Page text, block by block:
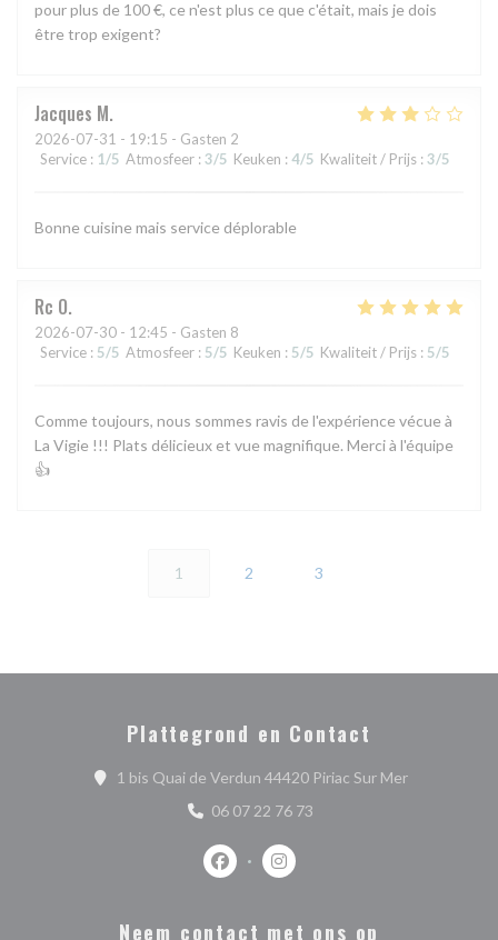
pour plus de 100 €, ce n'est plus ce que c'était, mais je dois
être trop exigent?
Jacques M
2026-07-31 - 19:15 - Gasten 2
Service : 1/5 Atmosfeer : 3/5 Keuken : 4/5 Kwaliteit / Prijs : 3/5
Bonne cuisine mais service déplorable
Rc O
2026-07-30 - 12:45 - Gasten 8
Service : 5/5 Atmosfeer : 5/5 Keuken : 5/5 Kwaliteit / Prijs : 5/5
Comme toujours, nous sommes ravis de l'expérience vécue à
La Vigie !!! Plats délicieux et vue magnifique. Merci à l'équipe
👍
1 2 3
Plattegrond en Contact
1 bis Quai de Verdun 44420 Piriac Sur Mer((opent in
06 07 22 76 73
Facebook ((opent in een nieuw
Instagram ((opent in een
Neem contact met ons op